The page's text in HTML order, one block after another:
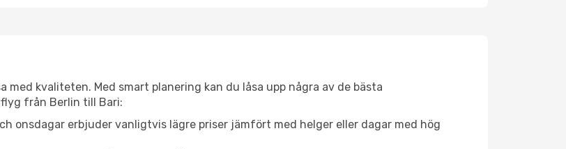
kvaliteten. Med smart planering kan du låsa upp några av de bästa
från Berlin till Bari:
onsdagar erbjuder vanligtvis lägre priser jämfört med helger eller dagar med hög